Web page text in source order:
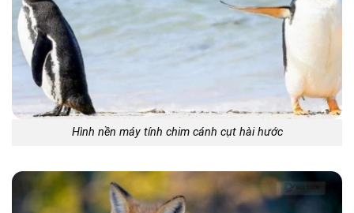
Hình nền máy tính chim cánh cụt hài hước